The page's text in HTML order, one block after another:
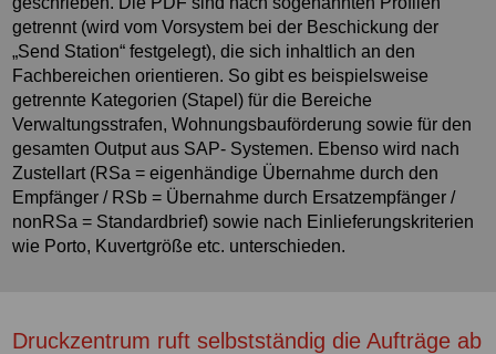
getrennt (wird vom Vorsystem bei der Beschickung der
„Send Station“ festgelegt), die sich inhaltlich an den
Fachbereichen orientieren. So gibt es beispielsweise
getrennte Kategorien (Stapel) für die Bereiche
Verwaltungsstrafen, Wohnungsbauförderung sowie für den
gesamten Output aus SAP- Systemen. Ebenso wird nach
Zustellart (RSa = eigenhändige Übernahme durch den
Empfänger / RSb = Übernahme durch Ersatzempfänger /
nonRSa = Standardbrief) sowie nach Einlieferungskriterien
wie Porto, Kuvertgröße etc. unterschieden.
Druckzentrum ruft selbstständig die Aufträge ab